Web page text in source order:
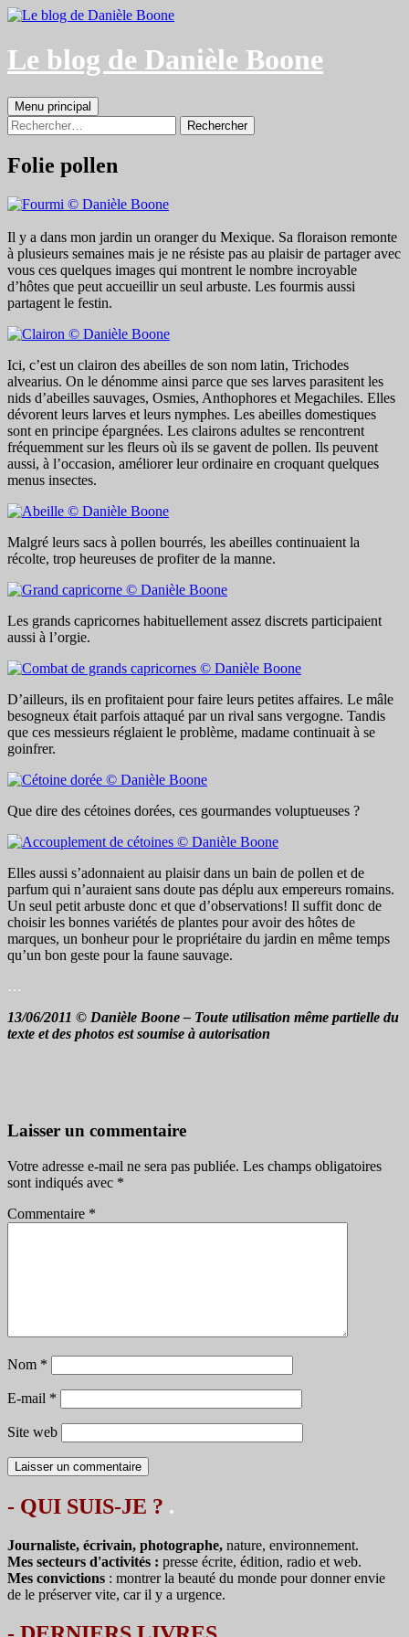
Aller
contenu
Le blog de Danièle Boone
Recherche
Menu principal
Rechercher :
Folie pollen
Il y a dans mon jardin un oranger du Mexique. Sa floraison remonte
à plusieurs semaines mais je ne résiste pas au plaisir de partager avec
vous ces quelques images qui montrent le nombre incroyable
d’hôtes que peut accueillir un seul arbuste. Les fourmis aussi
partagent le festin.
Ici, c’est un clairon des abeilles de son nom latin, Trichodes
alvearius. On le dénomme ainsi parce que ses larves parasitent les
nids d’abeilles sauvages, Osmies, Anthophores et Megachiles. Elles
dévorent leurs larves et leurs nymphes. Les abeilles domestiques
sont en principe épargnées. Les clairons adultes se rencontrent
fréquemment sur les fleurs où ils se gavent de pollen. Ils peuvent
aussi, à l’occasion, améliorer leur ordinaire en croquant quelques
menus insectes.
Malgré leurs sacs à pollen bourrés, les abeilles continuaient la
récolte, trop heureuses de profiter de la manne.
Les grands capricornes habituellement assez discrets participaient
aussi à l’orgie.
D’ailleurs, ils en profitaient pour faire leurs petites affaires. Le mâle
besogneux était parfois attaqué par un rival sans vergogne. Tandis
que ces messieurs réglaient le problème, madame continuait à se
goinfrer.
Que dire des cétoines dorées, ces gourmandes voluptueuses ?
Elles aussi s’adonnaient au plaisir dans un bain de pollen et de
parfum qui n’auraient sans doute pas déplu aux empereurs romains.
Un seul petit arbuste donc et que d’observations! Il suffit donc de
choisir les bonnes variétés de plantes pour avoir des hôtes de
marques, un bonheur pour le propriétaire du jardin en même temps
qu’un bon geste pour la faune sauvage.
…
13/06/2011 © Danièle Boone – Toute utilisation même partielle du
texte et des photos est soumise à autorisation
Laisser un commentaire
Votre adresse e-mail ne sera pas publiée. Les champs obligatoires
sont indiqués avec *
Commentaire *
Nom *
E-mail *
Site web
- QUI SUIS-JE ? .
Journaliste, écrivain, photographe, nature, environnement.
Mes secteurs d'activités : presse écrite, édition, radio et web.
Mes convictions : montrer la beauté du monde pour donner envie
de le préserver vite, car il y a urgence.